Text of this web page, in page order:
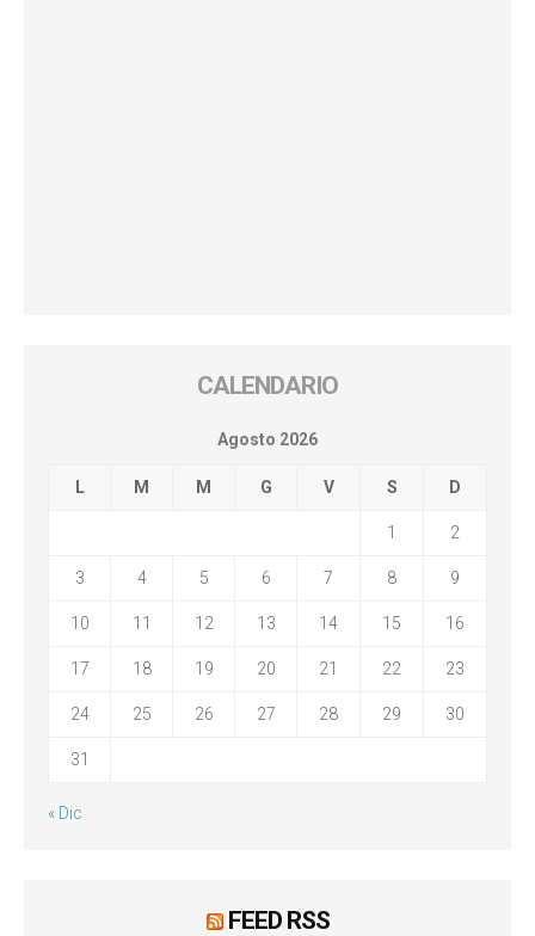
CALENDARIO
Agosto 2026
L M M G V S D
1 2
3 4 5 6 7 8 9
10 11 12 13 14 15 16
17 18 19 20 21 22 23
24 25 26 27 28 29 30
31
« Dic
FEED RSS